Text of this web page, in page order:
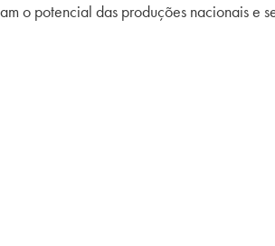
o potencial das produções nacionais e